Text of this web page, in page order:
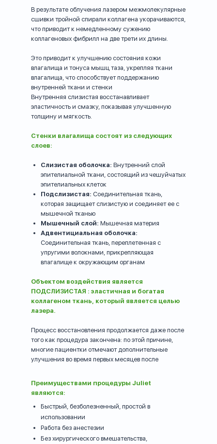
В результате облучения лазером межмолекулярные
сшивки тройной спирали коллагена укорачиваются,
что приводит к немедленному сужению
коллагеновых фибрилл на две трети их длины.
Это приводит к улучшению состояния кожи
влагалища и тонуса мышц таза, укрепляя ткани
влагалища, что способствует поддержанию
внутренней ткани и стенки
Внутренняя слизистая восстанавливает
эластичность и смазку, показывая улучшенную
толщину и мягкость.
Стенки влагалища состоят из следующих
слоев:
Слизистая оболочка: Внутренний слой
эпителиальной ткани, состоящий из чешуйчатых
эпителиальных клеток
Подслизистая: Соединительная ткань,
которая защищает слизистую и соединяет ее с
мышечной тканью
Мышечный слой: Мышечная материя
Адвентициальная оболочка:
Соединительная ткань, переплетенная с
упругими волокнами, прикрепляющая
влагалище к окружающим органам
Объектом воздействия является
ПОДСЛИЗИСТАЯ : эластичная и богатая
коллагеном ткань, который является целью
лазера.
Процесс восстановления продолжается даже после
того как процедура закончена: по этой причине,
многие пациентки отмечают дополнительные
улучшения во время первых месяцев после
Преимуществами процедуры Juliet
являются:
Быстрый, безболезненный, простой в
использовании
Работа без анестезии
Без хирургического вмешательства,